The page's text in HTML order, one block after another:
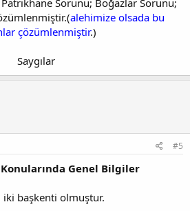
Sorunu; Boğazlar Sorunu;
alehimize olsada bu
çözümlenmiştir.)
Saygılar​
#5
Konularında Genel Bilgiler
iki başkenti olmuştur.